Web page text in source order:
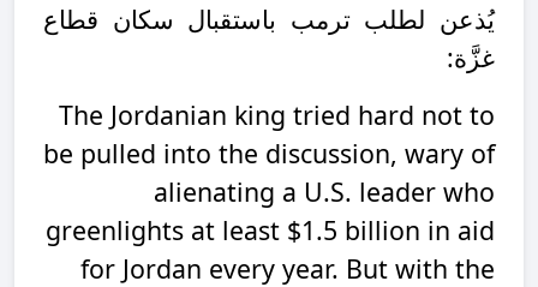
يُذعن لطلب ترمب باستقبال سكان قطاع
غزَّة:
The Jordanian king tried hard not to
be pulled into the discussion, wary of
alienating a U.S. leader who
greenlights at least $1.5 billion in aid
for Jordan every year. But with the